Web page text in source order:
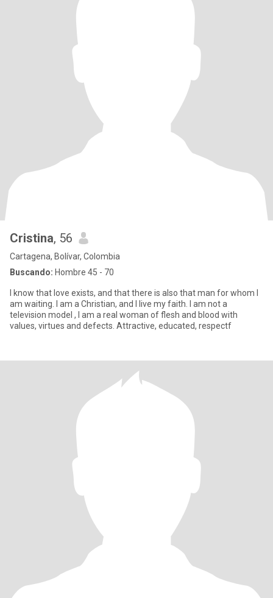
Cristina, 56
Cartagena, Bolívar, Colombia
Buscando: Hombre 45 - 70
I know that love exists, and that there is also that man for whom I
am waiting. I am a Christian, and I live my faith. I am not a
television model , I am a real woman of flesh and blood with
values, virtues and defects. Attractive, educated, respectf